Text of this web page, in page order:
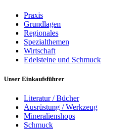
Praxis
Grundlagen
Regionales
Spezialthemen
Wirtschaft
Edelsteine und Schmuck
Unser Einkaufsführer
Literatur / Bücher
Ausrüstung / Werkzeug
Mineralienshops
Schmuck